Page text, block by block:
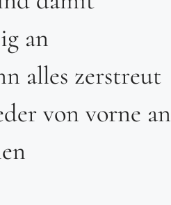
an
alles zerstreut
von vorne an